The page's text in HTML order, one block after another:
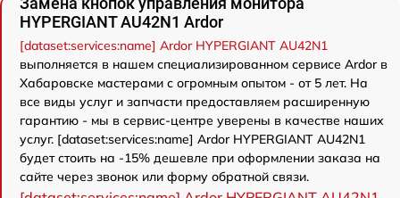
HYPERGIANT AU42N1 Ardor
[dataset:services:name] Ardor HYPERGIANT AU42N1
выполняется в нашем специализированном сервисе Ardor в
Хабаровске мастерами с огромным опытом - от 5 лет. На
все виды услуг и запчасти предоставляем расширенную
гарантию - мы в сервис-центре уверены в качестве наших
услуг. [dataset:services:name] Ardor HYPERGIANT AU42N1
будет стоить на -15% дешевле при оформлении заказа на
сайте через звонок или форму обратной связи.